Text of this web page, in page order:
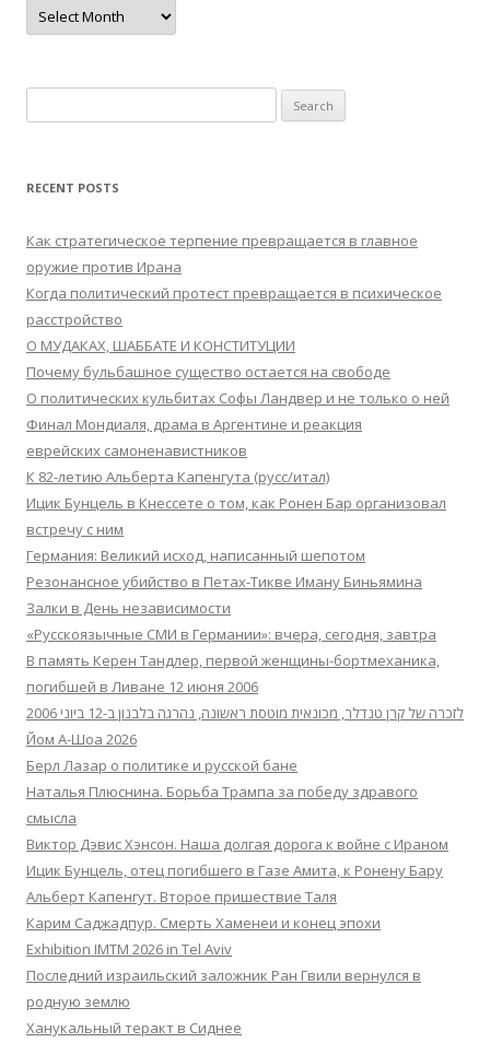
for:
RECENT POSTS
Как стратегическое терпение превращается в главное
оружие против Ирана
Когда политический протест превращается в психическое
расстройство
О МУДАКАХ, ШАББАТЕ И КОНСТИТУЦИИ
Почему бульбашное существо остается на свободе
О политических кульбитах Софы Ландвер и не только о ней
Финал Мондиаля, драма в Аргентине и реакция
еврейских самоненавистников
К 82-летию Альберта Капенгута (русс/итал)
Ицик Бунцель в Кнессете о том, как Ронен Бар организовал
встречу с ним
Германия: Великий исход, написанный шепотом
Резонансное убийство в Петах-Тикве Иману Биньямина
Залки в День независимости
«Русскоязычные СМИ в Германии»: вчера, сегодня, завтра
В память Керен Тандлер, первой женщины-бортмеханика,
погибшей в Ливане 12 июня 2006
לזכרה של קרן טנדלר, מכונאית מוטסת ראשונה, נהרגה בלבנון ב-12 ביוני 2006
Йом А-Шоа 2026
Берл Лазар о политике и русской бане
Наталья Плюснина. Борьба Трампа за победу здравого
смысла
Виктор Дэвис Хэнсон. Наша долгая дорога к войне с Ираном
Ицик Бунцель, отец погибшего в Газе Амита, к Ронену Бару
Альберт Капенгут. Второе пришествие Таля
Карим Саджадпур. Смерть Хаменеи и конец эпохи
Exhibition IMTM 2026 in Tel Aviv
Последний израильский заложник Ран Гвили вернулся в
родную землю
Ханукальный теракт в Сиднее